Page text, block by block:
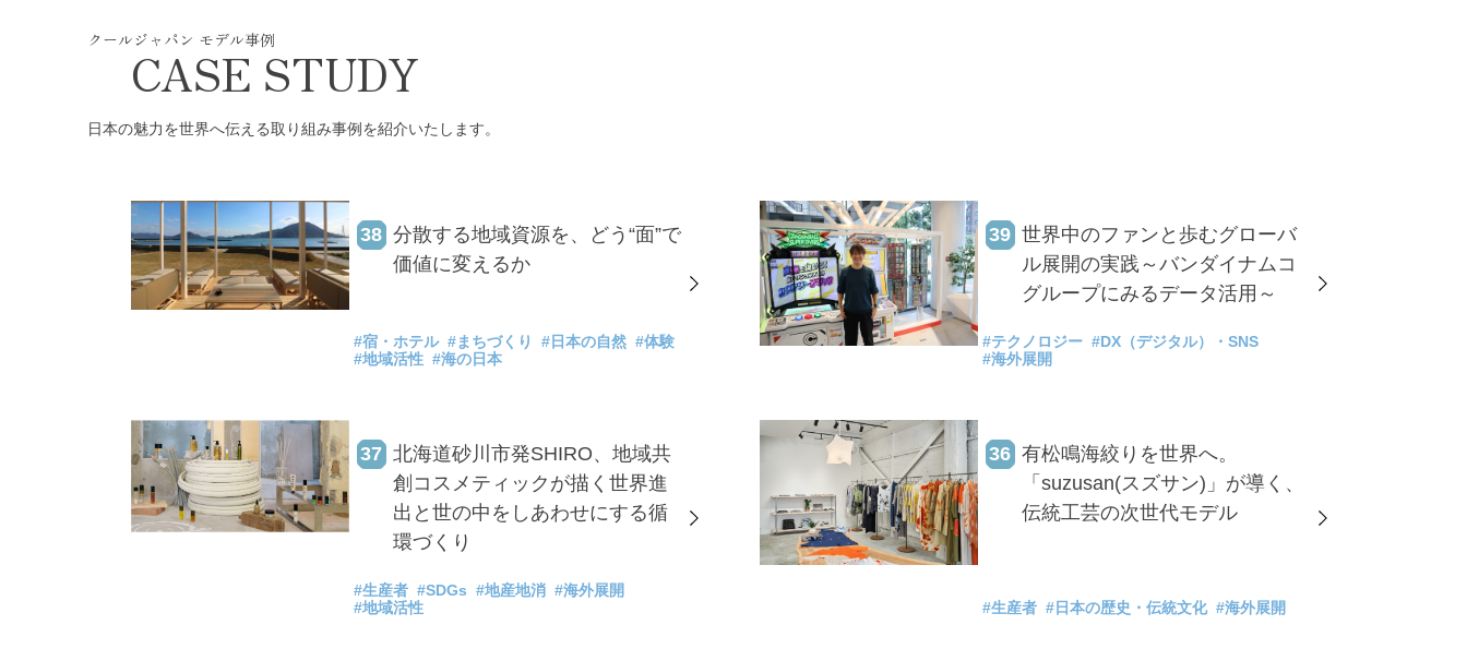
クールジャパン モデル事例
CASE STUDY
日本の魅力を世界へ伝える取り組み事例を紹介いたします。
38 分散する地域資源を、どう“面”で
価値に変えるか
#宿・ホテル #まちづくり #日本の自然 #体験
#地域活性 #海の日本
39 世界中のファンと歩むグローバ
ル展開の実践～バンダイナムコ
グループにみるデータ活用～
#テクノロジー #DX（デジタル）・SNS
#海外展開
37 北海道砂川市発SHIRO、地域共
創コスメティックが描く世界進
出と世の中をしあわせにする循
環づくり
#生産者 #SDGs #地産地消 #海外展開
#地域活性
36 有松鳴海絞りを世界へ。
「suzusan(スズサン)」が導く、
伝統工芸の次世代モデル
#生産者 #日本の歴史・伝統文化 #海外展開